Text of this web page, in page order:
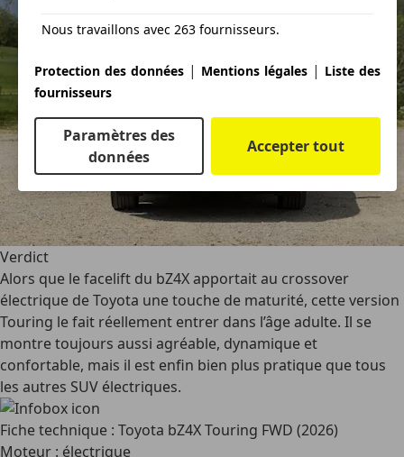
Verdict
Alors que le facelift du bZ4X apportait au crossover
électrique de Toyota une touche de maturité, cette version
Touring le fait réellement entrer dans l’âge adulte. Il se
montre toujours aussi agréable, dynamique et
confortable, mais il est enfin bien plus pratique que tous
les autres SUV électriques.
Fiche technique : Toyota bZ4X Touring FWD (2026)
Moteur : électrique
Nous travaillons avec 263 fournisseurs.
Protection des données | Mentions légales | Liste des
fournisseurs
Paramètres des
données
Accepter tout